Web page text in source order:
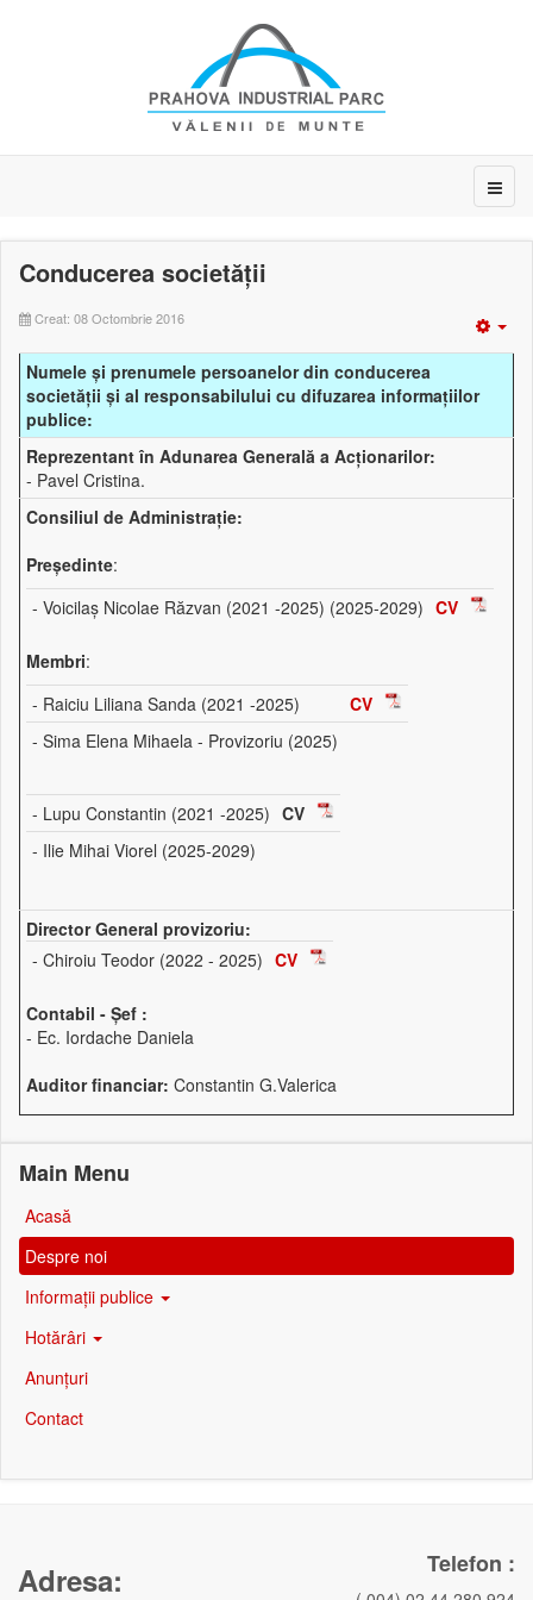
Conducerea societății
Creat: 08 Octombrie 2016
Numele şi prenumele persoanelor din conducerea
societăţii şi al responsabilului cu difuzarea informaţiilor
publice:
Reprezentant în Adunarea Generală a Acţionarilor:
- Pavel Cristina.
Consiliul de Administraţie:
Preşedinte:
- Voicilaș Nicolae Răzvan (2021 -2025) (2025-2029) CV
Membri:
- Raiciu Liliana Sanda (2021 -2025)
CV
- Sima Elena Mihaela - Provizoriu (2025)
- Lupu Constantin (2021 -2025) CV
- Ilie Mihai Viorel (2025-2029)
Director General provizoriu:
- Chiroiu Teodor (2022 - 2025) CV
Contabil - Șef :
- Ec. Iordache Daniela
Auditor financiar: Constantin G.Valerica
Main Menu
Acasă
Despre noi
Informații publice
Hotărâri
Anunțuri
Contact
Adresa: Telefon :